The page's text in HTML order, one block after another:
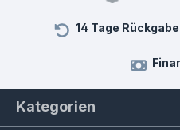
14 Tage
Kategorien